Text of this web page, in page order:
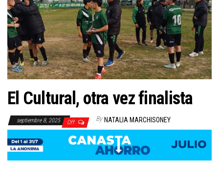
El Cultural, otra vez finalista
septiembre 8, 2025 Off By NATALIA MARCHISONEY